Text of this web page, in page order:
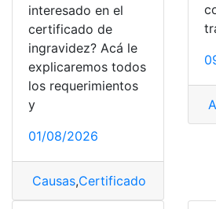
interesado en el
certificado de
ingravidez? Acá le
explicaremos todos
los requerimientos
y
01/08/2026
Causas,Certificado de